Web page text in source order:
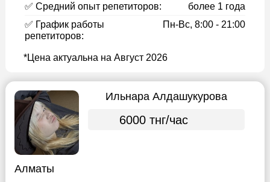
✅ Средний опыт репетиторов:
более 1 года
✅ График работы
репетиторов:
Пн-Вс, 8:00 - 21:00
*Цена актуальна на Август 2026
Ильнара Алдашукурова
6000 тнг/час
Алматы